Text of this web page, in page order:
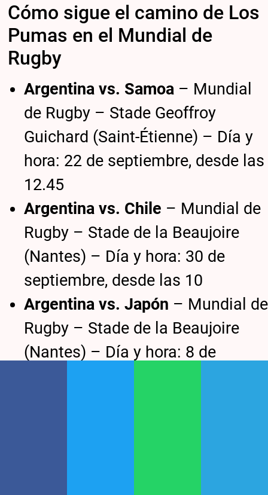
Cómo sigue el camino de Los
Pumas en el Mundial de
Rugby
Argentina vs. Samoa – Mundial
de Rugby – Stade Geoffroy
Guichard (Saint-Étienne) – Día y
hora: 22 de septiembre, desde las
12.45
Argentina vs. Chile – Mundial de
Rugby – Stade de la Beaujoire
(Nantes) – Día y hora: 30 de
septiembre, desde las 10
Argentina vs. Japón – Mundial de
Rugby – Stade de la Beaujoire
(Nantes) – Día y hora: 8 de